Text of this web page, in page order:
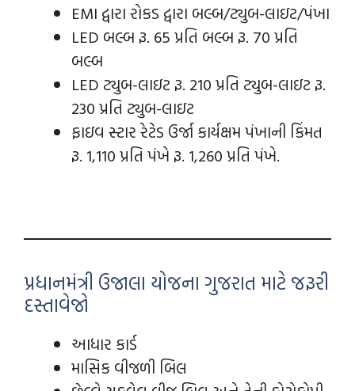
EMI દ્વારા રોકડ દ્વારા બલ્બ/ટ્યુબ-લાઇટ/પંખા
LED બલ્બ રૂ. 65 પ્રતિ બલ્બ રૂ. 70 પ્રતિ
બલ્બ
LED ટ્યુબ-લાઇટ રૂ. 210 પ્રતિ ટ્યુબ-લાઇટ રૂ.
230 પ્રતિ ટ્યુબ-લાઇટ
ફાઇવ સ્ટાર રેટેડ ઉર્જા કાર્યક્ષમ પંખાની કિંમત
રૂ. 1,110 પ્રતિ પંખે રૂ. 1,260 પ્રતિ પંખે.
પ્રધાનમંત્રી ઉજાલા યોજના ગુજરાત માટે જરૂરી
દસ્તાવેજો
આધાર કાર્ડ
માસિક વીજળી બિલ